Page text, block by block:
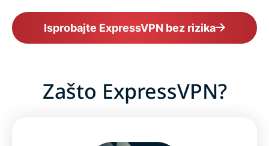
Isprobajte ExpressVPN bez rizika
Zašto ExpressVPN?